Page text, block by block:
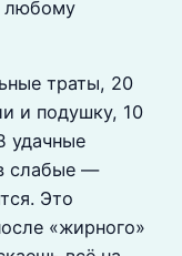
любому
траты, 20
и подушку, 10
удачные
слабые —
Это
«жирного»